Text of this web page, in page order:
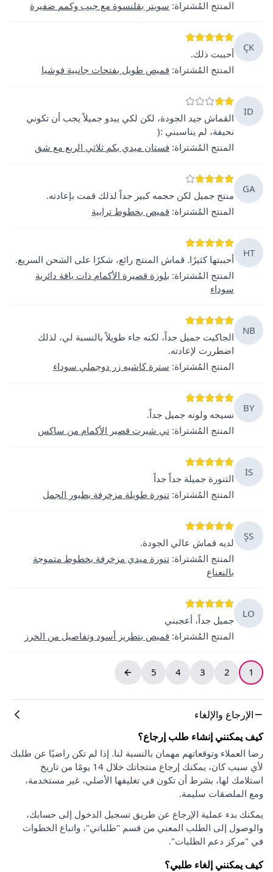
المنتج المُشتراة: سويتر بقلنسوة مع جيب وكمم ضفيرة
ÇK
أحببت ذلك.
المنتج المُشتراة: قميص طويل بفتحات جانبية فوشيا
ID
القماش جيد الجودة، لكن لكي يبدو جميلاً يجب أن تكوني
نحيفة، لم يناسبني :(
المنتج المُشتراة: فستان ميدي بكم ثلاثي الربع مع شق
GA
منتج جميل لكن حجمه كبير جداً لذلك قمت بإعادته.
المنتج المُشتراة: قميص بخطوط ترابية
HT
أحببتها كثيرًا. قماش المنتج رائع، شكرًا على الشحن السريع.
المنتج المُشتراة: بلوزة قصيرة الأكمام ذات ياقة دائرية
سوداء
NB
الجاكيت جميل جداً، لكنه جاء طويلاً بالنسبة لي، لذلك
اضطررت لإعادته.
المنتج المُشتراة: سترة كاشيه زر دوجملي سوداء
BY
نسيجه ولونه جميل جداً.
المنتج المُشتراة: تي شيرت قصير الأكمام من ساكس
IS
التنورة جميلة جداً جداً
المنتج المُشتراة: تنورة طويلة مزخرفة بطيور الجمل
ŞS
لديه قماش عالي الجودة.
المنتج المُشتراة: تنورة ميدي مزخرفة بخطوط متموجة
بالنعناع
LO
جميل جداً، أعجبني
المنتج المُشتراة: قميص بتطريز أسود وتفاصيل من الخرز
1
2
3
4
5
الإرجاع والإلغاء
كيف يمكنني إنشاء طلب إرجاع؟
رضا العملاء وتوقعاتهم مهمان بالنسبة لنا. إذا لم تكن راضيًا عن طلبك
لأي سبب كان، يمكنك إرجاع منتجاتك خلال 14 يومًا من تاريخ
استلامك لها، بشرط أن تكون في تغليفها الأصلي، غير مستخدمة،
ومع الملصقات سليمة.
يمكنك بدء عملية الإرجاع عن طريق تسجيل الدخول إلى حسابك،
والوصول إلى الطلب المعني من قسم "طلباتي"، واتباع الخطوات
في "مركز دعم الطلبات".
كيف يمكنني إلغاء طلبي؟